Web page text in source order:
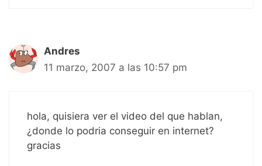
Andres
11 marzo, 2007 a las 10:57 pm
hola, quisiera ver el video del que hablan,
¿donde lo podria conseguir en internet?
gracias